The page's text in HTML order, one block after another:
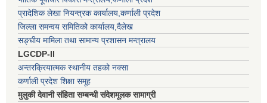
प्रादेशिक लेखा नियन्त्रक कार्यालय,कर्णाली प्रदेश
जिल्ला समन्वय समितिको कार्यालय,दैलेख
सङ्घीय मामिला तथा सामान्य प्रशासन मन्त्रालय
LGCDP-II
अन्तरक्रियात्मक स्थानीय तहको नक्सा
कर्णाली प्रदेश शिक्षा समूह
मुलुकी देवानी संहिता सम्बन्धी संदेशमूलक सामाग्री